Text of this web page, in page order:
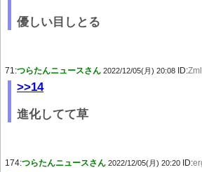
優しい目しとる
71:つらたんニュースさん 2022/12/05(月) 20:08 ID:
>>14
進化してて草
174:つらたんニュースさん 2022/12/05(月) 20:20 ID: